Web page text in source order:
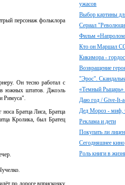
персонаж фольклора
Он тесно работал с
южных штатов. Джоэль
Римуса".
Братца Лиса, Братца
Кролика, был Братец
по дороге вприскочку
ужасов
Выбор картины
Сериал
Фильм
Кто он Маршал
Кикимора -
Возвращение
"Эрос".
«Темный Рыцарь»
Даю год / Give-It-
Дед Мороз - миф,
Реклама и дети
Покупать ли
Сегодняшнее кино
Роль книги в